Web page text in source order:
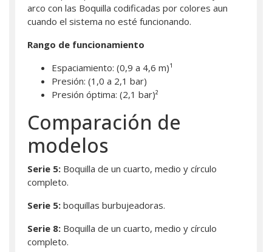
arco con las Boquilla codificadas por colores aun
cuando el sistema no esté funcionando.
Rango de funcionamiento
Espaciamiento: (0,9 a 4,6 m)¹
Presión: (1,0 a 2,1 bar)
Presión óptima: (2,1 bar)²
Comparación de
modelos
Serie 5: Boquilla de un cuarto, medio y círculo
completo.
Serie 5: boquillas burbujeadoras.
Serie 8: Boquilla de un cuarto, medio y círculo
completo.